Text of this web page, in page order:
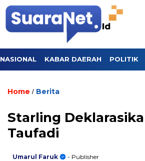
NASIONAL KABAR DAERAH POLITIK
Home / Berita
Starling
Taufadi
Umarul Faruk
- Publisher